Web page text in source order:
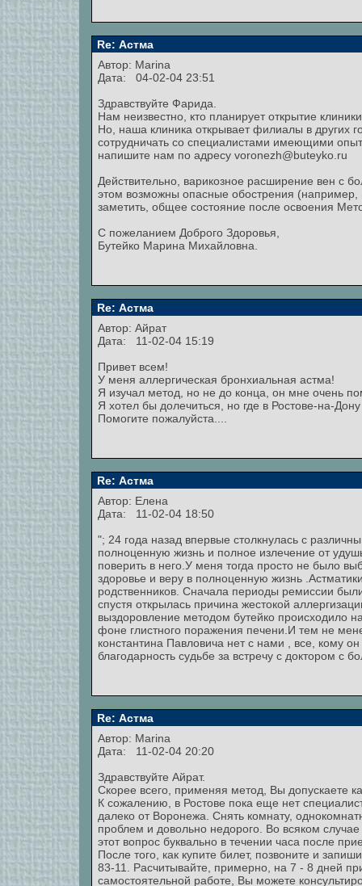
Re: Астма
Автор: Marina
Дата: 04-02-04 23:51
Здравствуйте Фарида.
Нам неизвестно, кто планирует открытие
Но, наша клиника открывает филиалы в других
сотрудничать со специалистами имеющими
напишите нам по адресу voronezh@buteyko.ru
Действительно, варикозное расширение вен с
этом возможны опасные обострения
заметить, общее состояние после освоения
С пожеланием Доброго Здоровья,
Бутейко Марина Михайловна.
Re: Астма
Автор: Айрат
Дата: 11-02-04 15:19
Привет всем!
У меня аллергическая бронхиальная астма!
Я изучал метод, но не до конца, он мне очень
Я хотел бы долечиться, но где в Ростове-на-
Помогите пожалуйста....
Re: Астма
Автор: Елена
Дата: 11-02-04 18:50
"; 24 года назад впервые столкнулась с
полноценную жизнь и полное излечение от
поверить в него.У меня тогда просто не было
здоровье и веру в полноценную жизнь
родственников. Сначала периоды ремиссии
спустя открылась причина жестокой
выздоровление методом бутейко происходило
фоне глистного поражения печени.И тем не
константина Павловича нет с нами , все, кому
благодарность судьбе за встречу с доктором с
Re: Астма
Автор: Marina
Дата: 11-02-04 20:20
Здравствуйте Айрат.
Скорее всего, применяя метод, Вы допускаете
К сожалению, в Ростове пока еще нет
далеко от Воронежа. Снять комнату,
проблем и довольно недорого. Во всяком
этот вопрос буквально в течении часа после
После того, как купите билет, позвоните и
83-11. Расчитывайте, примерно, на 7 - 8 дней
самостоятельной работе, Вы можете